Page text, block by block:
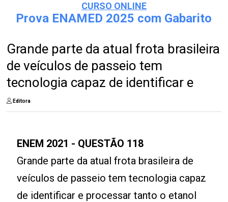
CURSO ONLINE
Prova ENAMED 2025 com Gabarito
Grande parte da atual frota brasileira
de veículos de passeio tem
tecnologia capaz de identificar e
Editora
ENEM 2021 - QUESTÃO 118
Grande parte da atual frota brasileira de
veículos de passeio tem tecnologia capaz
de identificar e processar tanto o etanol